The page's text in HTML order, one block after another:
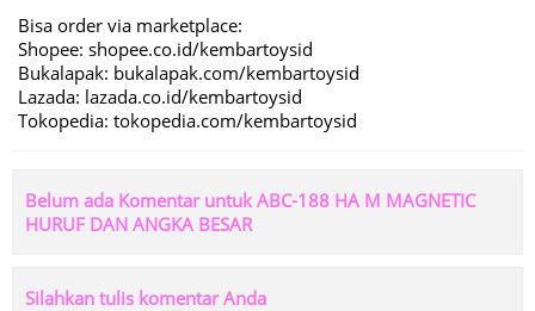
Bisa order via marketplace:
Shopee: shopee.co.id/kembartoysid
Bukalapak: bukalapak.com/kembartoysid
Lazada: lazada.co.id/kembartoysid
Tokopedia: tokopedia.com/kembartoysid
Belum ada Komentar untuk ABC-188 HA M MAGNETIC
HURUF DAN ANGKA BESAR
Silahkan tulis komentar Anda